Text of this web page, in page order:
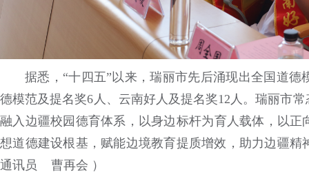
据悉，“十四五”以来，瑞丽市先后涌现出全国道
德模范及提名奖6人、云南好人及提名奖12人。瑞丽市
融入边疆校园德育体系，以身边标杆为育人载体，以
想道德建设根基，赋能边境教育提质增效，助力边疆精
通讯员 曹再会 ）